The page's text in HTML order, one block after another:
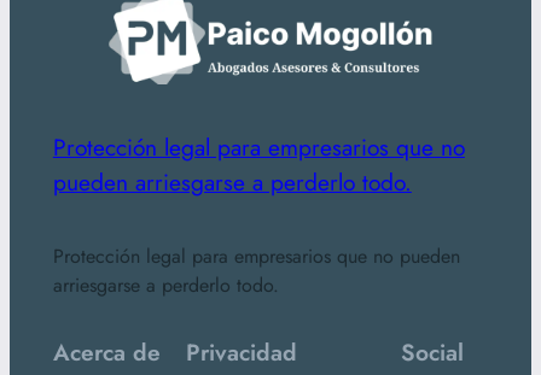
Protección legal para empresarios que no
pueden arriesgarse a perderlo todo.
Protección legal para empresarios que no pueden
arriesgarse a perderlo todo.
Acerca de Privacidad Social